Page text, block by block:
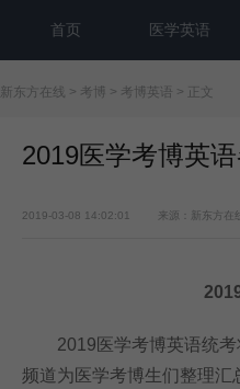
首页 医学英语
新东方在线 > 考博 > 考博英语 > 正文
2019医学考博英
2019-03-08 14:02:01 来源：新东方在线
2019医学考博英语统考
频道为医学考博生们整理